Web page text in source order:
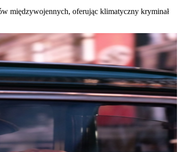
międzywojennych, oferując klimatyczny kryminał